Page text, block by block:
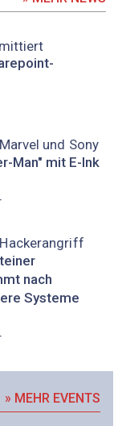
und Sony
Man" mit E-Ink
nach
Systeme
» MEHR EVENTS